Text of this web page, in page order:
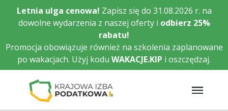
Przejdź
treści
Letnia ulga cenowa! Zapisz się do 31.08.2026 r. na
dowolne wydarzenia z naszej oferty i odbierz 25%
rabatu!
Promocja obowiązuje również na szkolenia zaplanowane
po wakacjach. Użyj kodu WAKACJE.KIP i oszczędzaj.